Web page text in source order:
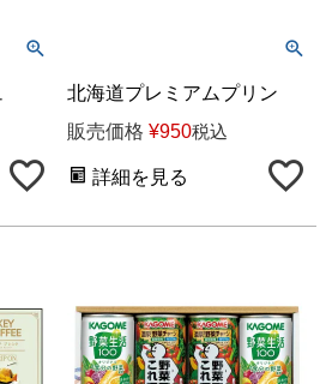
北海道プレミアムプリン
販売価格 ¥950税込
詳細を見る